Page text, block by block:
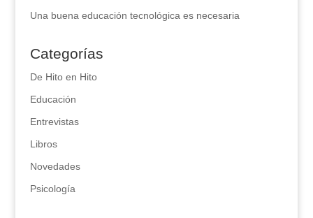
Una buena educación tecnológica es necesaria
Categorías
De Hito en Hito
Educación
Entrevistas
Libros
Novedades
Psicología